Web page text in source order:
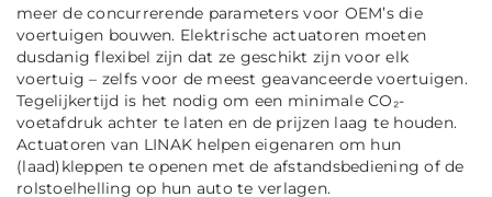
meer de concurrerende parameters voor OEM’s die
voertuigen bouwen. Elektrische actuatoren moeten
dusdanig flexibel zijn dat ze geschikt zijn voor elk
voertuig – zelfs voor de meest geavanceerde voertuigen.
Tegelijkertijd is het nodig om een minimale CO₂-
voetafdruk achter te laten en de prijzen laag te houden.
Actuatoren van LINAK helpen eigenaren om hun
(laad)kleppen te openen met de afstandsbediening of de
rolstoelhelling op hun auto te verlagen.